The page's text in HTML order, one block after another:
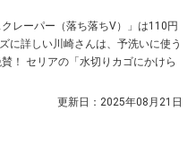
レーパー（落ち落ちV）」は110円
に詳しい川崎さんは、予洗いに使う
！ セリアの「水切りカゴにかけら
更新日： 2025年08月21日